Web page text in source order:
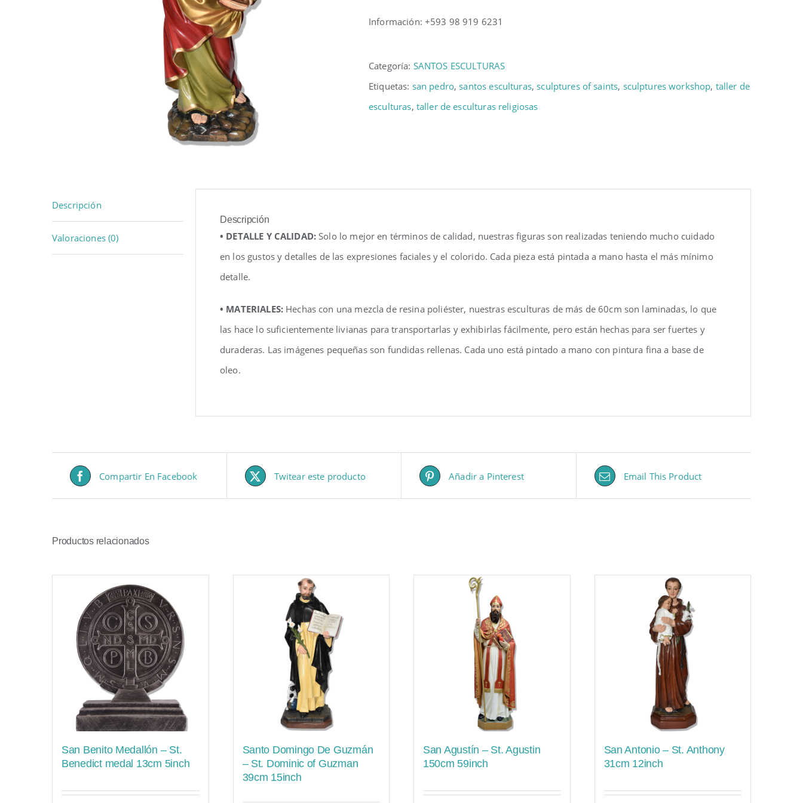
Información: +593 98 919 6231
Categoría: SANTOS ESCULTURAS
Etiquetas: san pedro,santos esculturas,sculptures of saints, sculptures workshop, taller de
esculturas, taller de esculturas religiosas
Descripción
Valoraciones (0)
Descripción
• DETALLE Y CALIDAD: Solo lo mejor en términos de calidad, nuestras figuras son realizadas teniendo mucho cuidado
en los gustos y detalles de las expresiones faciales y el colorido. Cada pieza está pintada a mano hasta el más mínimo
detalle.
• MATERIALES:Hechas con una mezcla de resina poliéster, nuestras esculturas de más de 60cm son laminadas, lo que
las hace lo suficientemente livianas para transportarlas y exhibirlas fácilmente, pero están hechas para ser fuertes y
duraderas. Las imágenes pequeñas son fundidas rellenas. Cada uno está pintado a mano con pintura fina a base de
oleo.
Compartir En Facebook Twitear este producto Añadir a Pinterest Email This Product
Productos relacionados
San Benito Medallón – St.
Benedict medal 13cm 5inch
Santo Domingo De Guzmán
– St. Dominic of Guzman
39cm 15inch
San Agustín – St. Agustin
150cm 59inch
San Antonio – St. Anthony
31cm 12inch